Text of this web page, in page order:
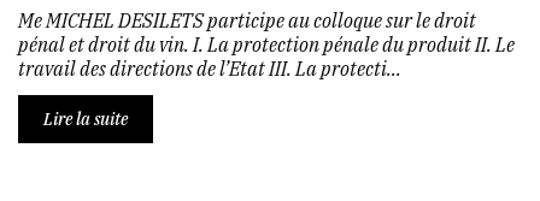
Me MICHEL DESILETS participe au colloque sur le droit
pénal et droit du vin. I. La protection pénale du produit II. Le
travail des directions de l’Etat III. La protecti...
Lire la suite